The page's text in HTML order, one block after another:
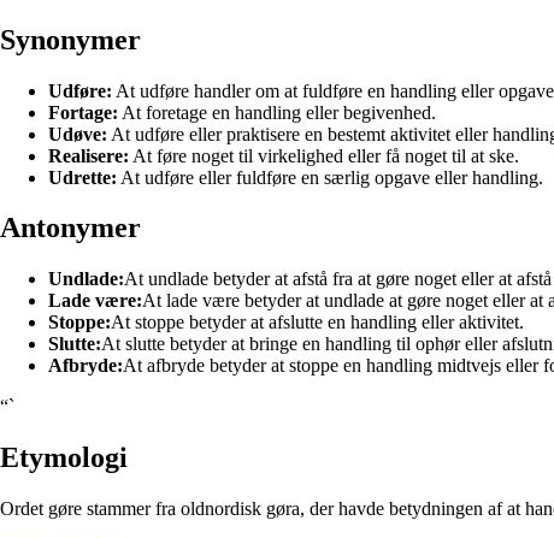
Synonymer
Udføre: At udføre handler om at fuldføre en handling eller
Fortage: At foretage en handling eller begivenhed.
Udøve: At udføre eller praktisere en bestemt aktivitet eller
Realisere: At føre noget til virkelighed eller få noget til at ske.
Udrette: At udføre eller fuldføre en særlig opgave eller handling.
Antonymer
Undlade:At undlade betyder at afstå fra at gøre noget eller at
Lade være:At lade være betyder at undlade at gøre noget eller at
Stoppe:At stoppe betyder at afslutte en handling eller aktivitet.
Slutte:At slutte betyder at bringe en handling til ophør eller
Afbryde:At afbryde betyder at stoppe en handling midtvejs eller
“`
Etymologi
Ordet gøre stammer fra oldnordisk gøra, der havde betydningen af at